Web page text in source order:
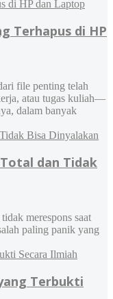
Terhapus di HP
file penting telah
atau tugas kuliah—
dalam banyak
dan Tidak
merespons saat
paling panik yang
Terbukti